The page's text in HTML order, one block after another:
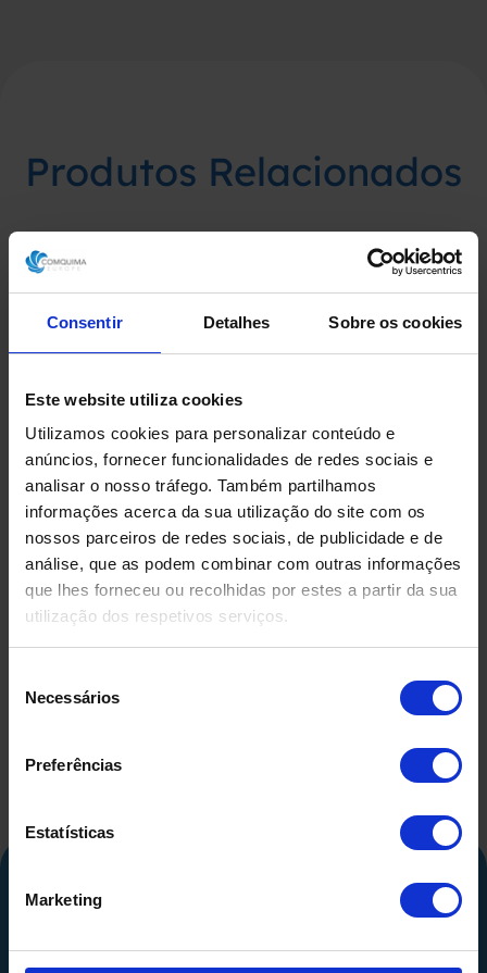
Consentir Detalhes Sobre os cookies
Este website utiliza cookies
Utilizamos cookies para personalizar conteúdo e
anúncios, fornecer funcionalidades de redes sociais e
analisar o nosso tráfego. Também partilhamos
informações acerca da sua utilização do site com os
nossos parceiros de redes sociais, de publicidade e de
análise, que as podem combinar com outras informações
que lhes forneceu ou recolhidas por estes a partir da sua
utilização dos respetivos serviços.
Necessários
Preferências
Estatísticas
Marketing
Produtos Relacionados
DEPÓSITO EM FIBRA DE
500